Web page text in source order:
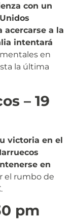
con un
acercarse a la
intentará
en
la última
– 19
victoria en el
en
el rumbo de
pm